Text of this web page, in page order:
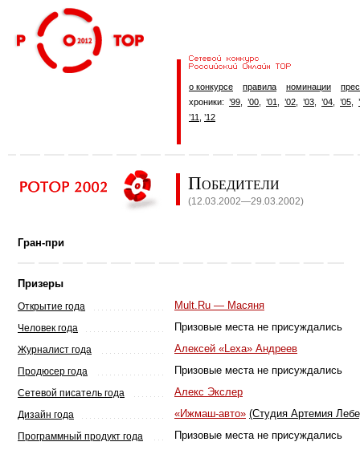
о конкурсе правила номинации
хроники: ’99 ’00 ’01 ’02 ’03 ’04 ’05
’11
’12
Победители
(12.03.2002—29.03.2002)
Гран-при
Призеры
Открытие года Mult.Ru — Масяня
Человек года Призовые места не присуждались
Журналист года Алексей «Lexa» Андреев
Продюсер года Призовые места не присуждались
Сетевой писатель года Алекс Экслер
Дизайн года «Ижмаш-авто» (Студия Артемия
Программный продукт года Призовые места не присуждались